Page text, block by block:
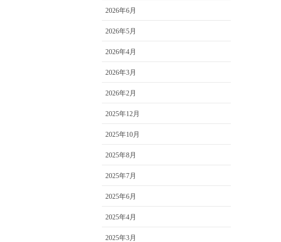
2026年6月
2026年5月
2026年4月
2026年3月
2026年2月
2025年12月
2025年10月
2025年8月
2025年7月
2025年6月
2025年4月
2025年3月